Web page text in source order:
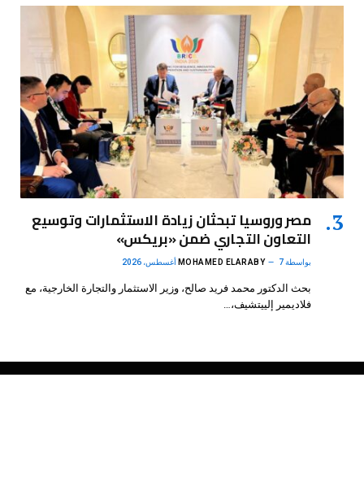
مصر وروسيا تبحثان زيادة الاستثمارات وتوسيع
التعاون التجاري ضمن «بريكس»
بواسطة MOHAMED ELARABY 7 أغسطس، 2026
بحث الدكتور محمد فريد صالح، وزير الاستثمار والتجارة الخارجية، مع
فلاديمير إلييتشيف،…